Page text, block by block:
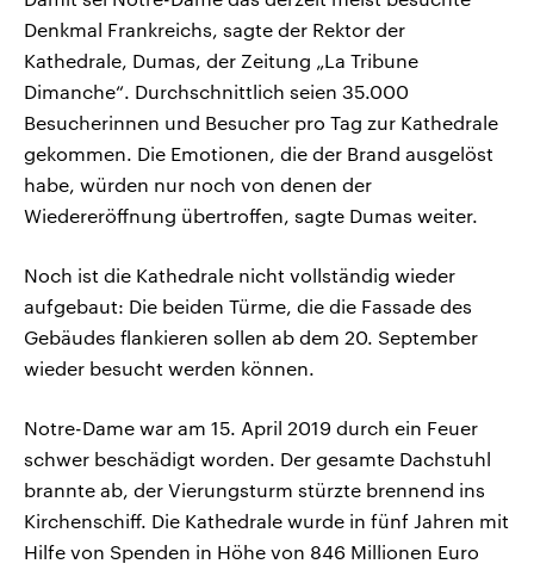
Denkmal Frankreichs, sagte der Rektor der
Kathedrale, Dumas, der Zeitung „La Tribune
Dimanche“. Durchschnittlich seien 35.000
Besucherinnen und Besucher pro Tag zur Kathedrale
gekommen. Die Emotionen, die der Brand ausgelöst
habe, würden nur noch von denen der
Wiedereröffnung übertroffen, sagte Dumas weiter.
Noch ist die Kathedrale nicht vollständig wieder
aufgebaut: Die beiden Türme, die die Fassade des
Gebäudes flankieren sollen ab dem 20. September
wieder besucht werden können.
Notre-Dame war am 15. April 2019 durch ein Feuer
schwer beschädigt worden. Der gesamte Dachstuhl
brannte ab, der Vierungsturm stürzte brennend ins
Kirchenschiff. Die Kathedrale wurde in fünf Jahren mit
Hilfe von Spenden in Höhe von 846 Millionen Euro